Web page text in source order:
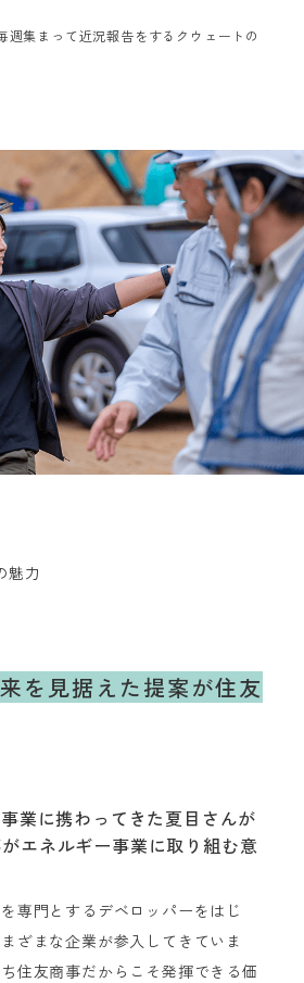
集まって近況報告をするクウェートの
魅力
を見据えた提案が住友
業に携わってきた夏目さんが
エネルギー事業に取り組む意
専門とするデベロッパーをはじ
ざまな企業が参入してきていま
住友商事だからこそ発揮できる価